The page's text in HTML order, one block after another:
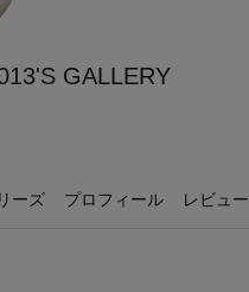
GALLERY
ーズ プロフィール レビュー